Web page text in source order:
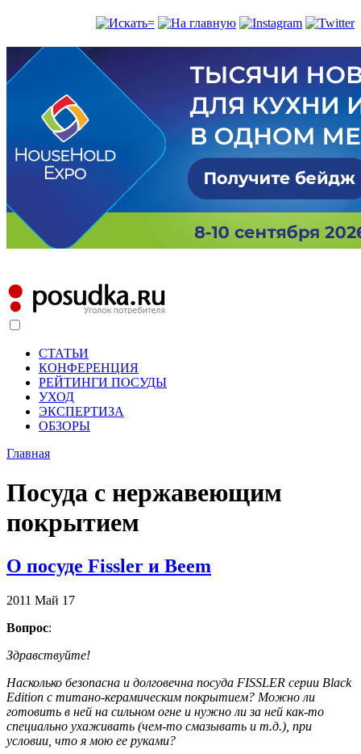
СТАТЬИ
КОНФЕРЕНЦИЯ
РЕЙТИНГИ ПОСУДЫ
УХОД
ЭКСПЕРТИЗА
ОБЗОРЫ
Главная
Посуда с нержавеющим
покрытием
О посуде Fissler и Beem
2011 Май 17
Вопрос:
Здравствуйте!
Насколько безопасна и долговечна посуда FISSLER серии Black
Edition с титано-керамическим покрытием? Можно ли
готовить в ней на сильном огне и нужно ли за ней как-то
специально ухаживать (чем-то смазывать и т.д.), при
условии, что я мою ее руками?